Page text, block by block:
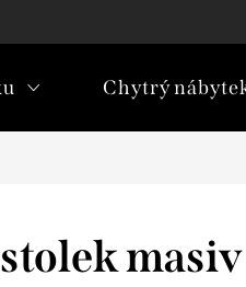
Chytrý
masiv